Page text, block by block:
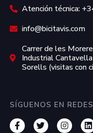
Atención técnica:
info@bicitavis.com
Carrer de les
Industrial
Sorells (visitas con
SÍGUENOS EN REDES